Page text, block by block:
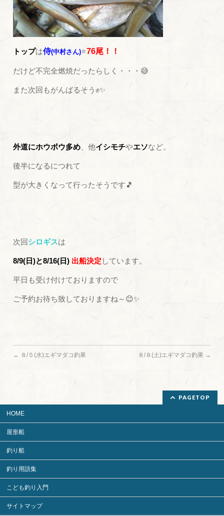
トップは侍(中村さん)⭐76尾！！
だけど不完全燃焼だったらしく・・・😅
また次回もがんばるそう✊✨
外道にホウボウ多め 、他イシモチやエソなど。
後半になるにつれて
型が大きくなって行ったそうです🎵
次回シロギスは
8/9(日)と8/16(日) 出船決定 しています。
平日も受け付けておりますので
ご予約お待ち致しておりますね～😊✨
← ８/５(水)エギマダコ釣果 ８/８(土)エギマダコ釣果 →
PAGETOP
HOME
屋形船
釣り船
釣り用語集
こども釣り入門
サイトマップ